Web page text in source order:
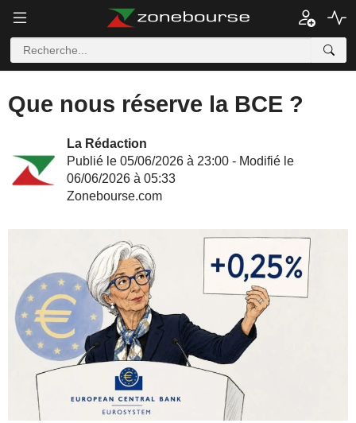
Que nous réserve la BCE ?
La Rédaction
Publié le 05/06/2026 à 23:00 - Modifié le
06/06/2026 à 05:33
Zonebourse.com